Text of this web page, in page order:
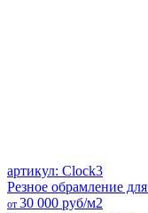
артикул: Clock3
Резное обрамление
от 30 000 руб/м2